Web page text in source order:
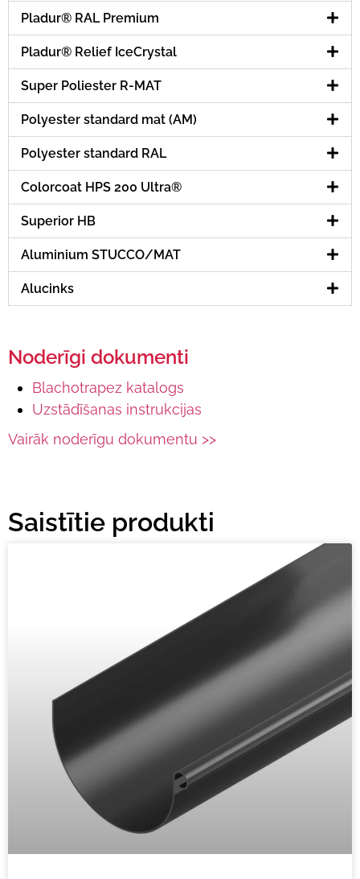
Pladur® RAL Premium
Pladur® Relief IceCrystal
Super Poliester R-MAT
Polyester standard mat (AM)
Polyester standard RAL
Colorcoat HPS 200 Ultra®
Superior HB
Aluminium STUCCO/MAT
Alucinks
Noderīgi dokumenti
Blachotrapez katalogs
Uzstādīšanas instrukcijas
Vairāk noderīgu dokumentu >>
Saistītie produkti